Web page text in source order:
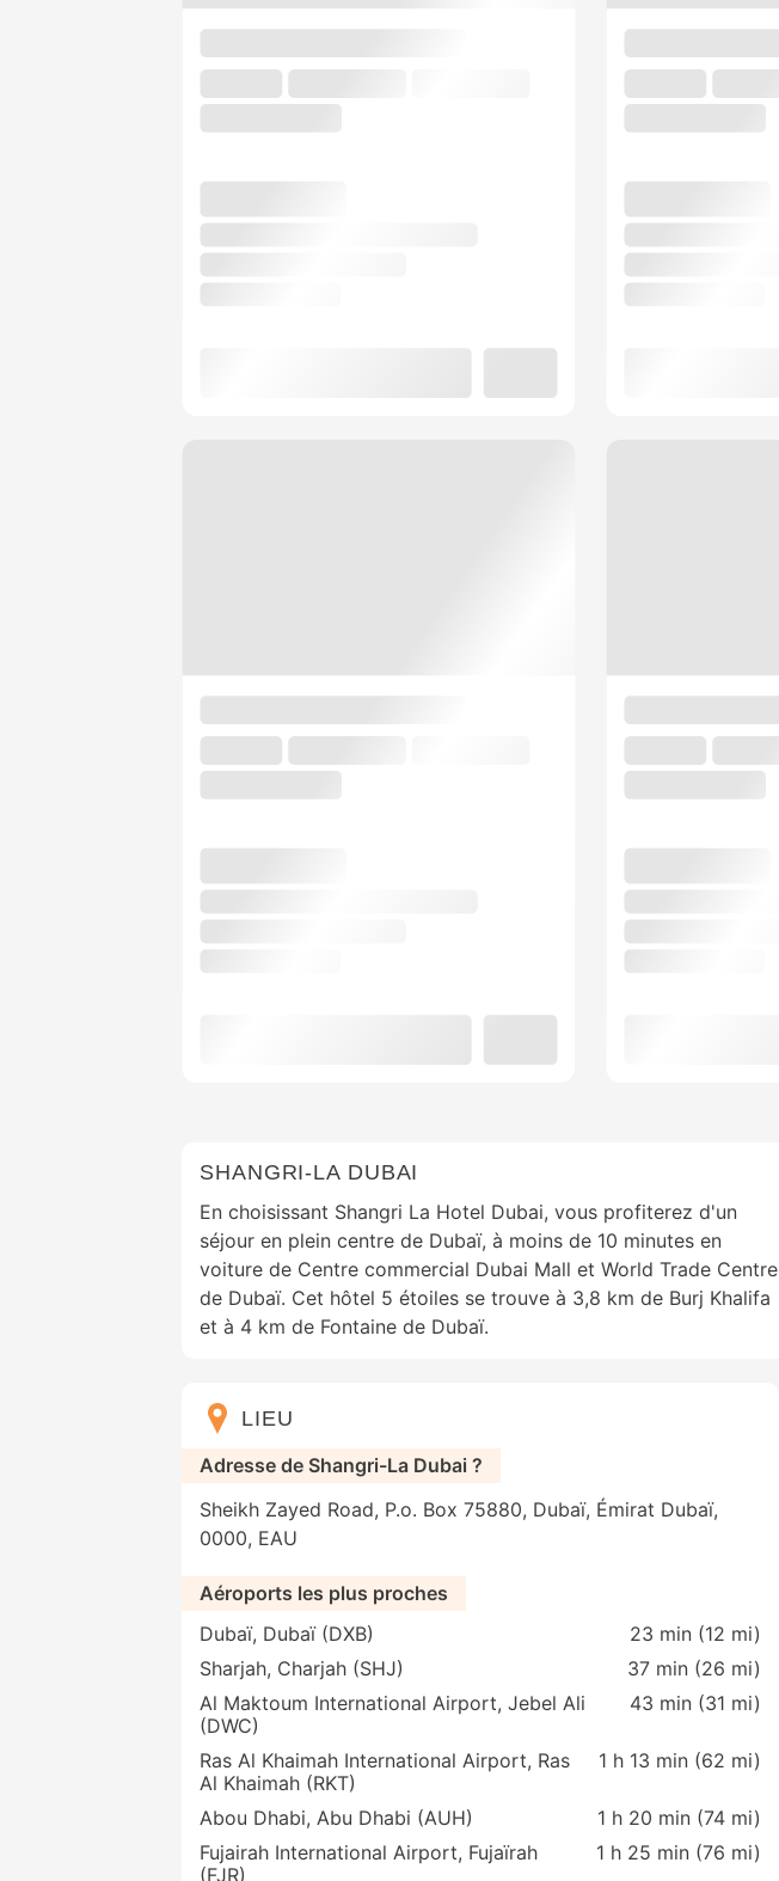
SHANGRI-LA DUBAI
En choisissant Shangri La Hotel Dubai, vous profiterez d'un
séjour en plein centre de Dubaï, à moins de 10 minutes en
voiture de Centre commercial Dubai Mall et World Trade Centre
de Dubaï. Cet hôtel 5 étoiles se trouve à 3,8 km de Burj Khalifa
et à 4 km de Fontaine de Dubaï.
LIEU
Adresse de Shangri-La Dubai ?
Sheikh Zayed Road, P.o. Box 75880, Dubaï, Émirat Dubaï,
0000, EAU
Aéroports les plus proches
Dubaï, Dubaï (DXB)
23 min (12 mi)
Sharjah, Charjah (SHJ)
37 min (26 mi)
Al Maktoum International Airport, Jebel Ali
(DWC)
43 min (31 mi)
Ras Al Khaimah International Airport, Ras
Al Khaimah (RKT)
1 h 13 min (62 mi)
Abou Dhabi, Abu Dhabi (AUH) 1 h 20 min (74 mi)
Fujairah International Airport, Fujaïrah
(FJR)
1 h 25 min (76 mi)